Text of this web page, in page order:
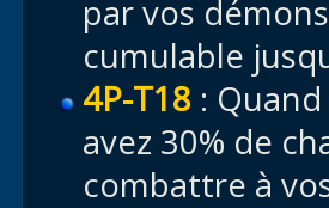
par vos
cumulable
4P-T18 :
avez 30% de
combattre à